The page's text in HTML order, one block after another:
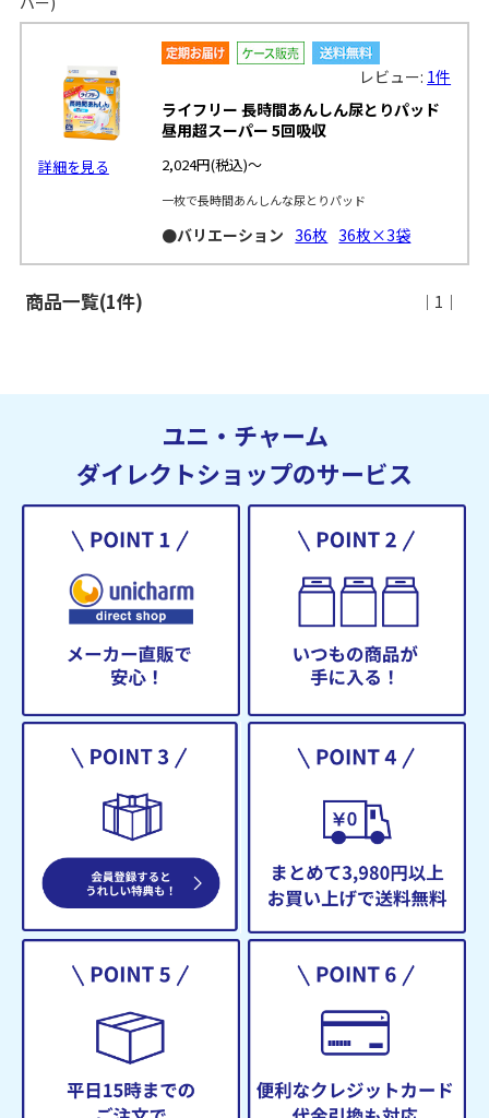
詳細を見る
レビュー: 1件
ライフリー 長時間あんしん尿とりパッド
昼用超スーパー 5回吸収
2,024円(税込)～
一枚で長時間あんしんな尿とりパッド
●バリエーション 36枚 36枚×3袋
商品一覧(1件) ｜1｜
ユニ・チャーム
ダイレクトショップのサービス